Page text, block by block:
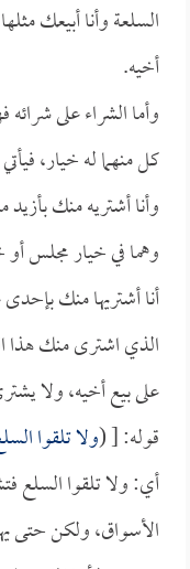
السلعة وأنا أبيعك
أخيه.
وأما الشراء على
كل منهما له خيار،
وأنا أشتريه منك
وهما في خيار مجلس
أنا أشتريها منك
الذي اشترى منك هذا
على بيع أخيه، ولا
قوله: [ (ولا تلقوا
أي: ولا تلقوا السلع
الأسواق، ولكن حتى